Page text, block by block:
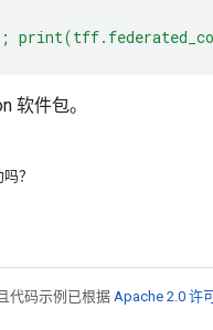
软件包。
？
代码示例已根据 Apache 2.0 许